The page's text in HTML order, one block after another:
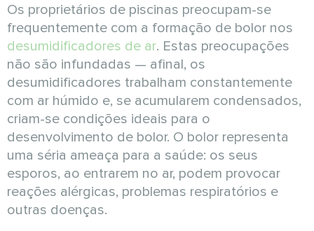
Os proprietários de piscinas preocupam-se
frequentemente com a formação de bolor nos
desumidificadores de ar. Estas preocupações
não são infundadas — afinal, os
desumidificadores trabalham constantemente
com ar húmido e, se acumularem condensados,
criam-se condições ideais para o
desenvolvimento de bolor. O bolor representa
uma séria ameaça para a saúde: os seus
esporos, ao entrarem no ar, podem provocar
reações alérgicas, problemas respiratórios e
outras doenças.